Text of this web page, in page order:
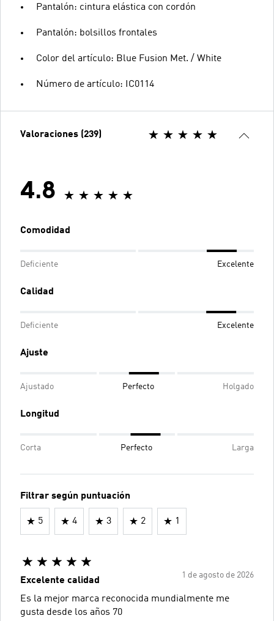
Pantalón: cintura elástica con cordón
Pantalón: bolsillos frontales
Color del artículo: Blue Fusion Met. / White
Número de artículo: IC0114
Valoraciones (239)
4.8
Comodidad
Deficiente Excelente
Calidad
Deficiente Excelente
Ajuste
Ajustado Perfecto Holgado
Longitud
Corta Perfecto Larga
Filtrar según puntuación
5 4 3 2 1
1 de agosto de 2026
Excelente calidad
Es la mejor marca reconocida mundialmente me
gusta desde los años 70